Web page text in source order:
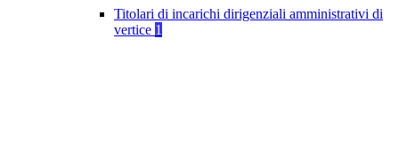
Titolari di incarichi dirigenziali amministrativi di
vertice 1